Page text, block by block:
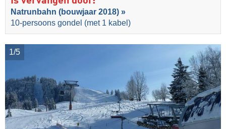
Natrunbahn (bouwjaar 2018) »
10-persoons gondel (met 1 kabel)
1/5